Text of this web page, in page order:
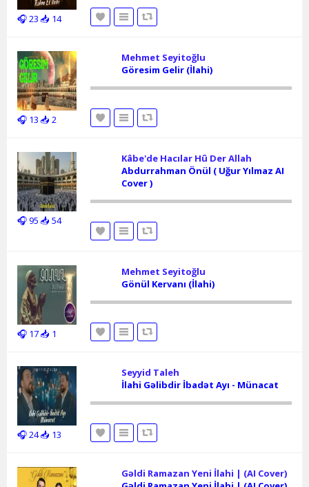
🎧 23 📥 14
🎧 13 📥 2
Mehmet Seyitoğlu
Göresim Gelir (İlahi)
🎧 95 📥 54
Kâbe'de Hacılar Hû Der Allah
Abdurrahman Önül ( Uğur Yılmaz AI
Cover )
🎧 17📥 1
Mehmet Seyitoğlu
Gönül Kervanı (İlahi)
🎧 24📥 13
Seyyid Taleh
İlahi Gəlibdir İbadət Ayı - Münacat
Gəldi Ramazan Yeni İlahi | (AI Cover)